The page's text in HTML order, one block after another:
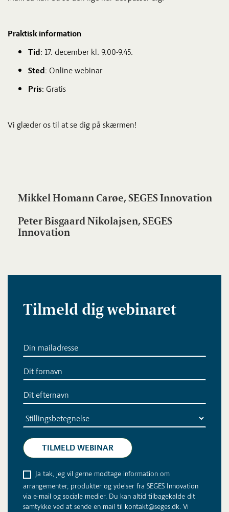
Praktisk information
Tid : 17. december kl. 9.00-9.45.
Sted : Online webinar
Pris: Gratis
Vi glæder os til at se dig på skærmen!
Mikkel Homann Carøe, SEGES Innovation
Peter Bisgaard Nikolajsen, SEGES
Innovation
Tilmeld dig webinaret
Ja tak, jeg vil gerne modtage information om
arrangementer, produkter og ydelser fra SEGES Innovation
via e-mail og sociale medier. Du kan altid tilbagekalde dit
samtykke ved at sende en mail til kontakt@seges.dk. Vi